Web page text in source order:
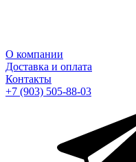
О компании
Доставка и оплата
Контакты
+7 (903) 505-88-03